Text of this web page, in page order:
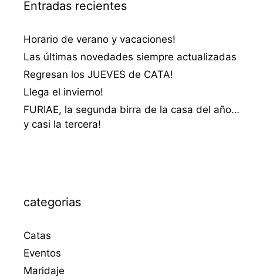
Entradas recientes
Horario de verano y vacaciones!
Las últimas novedades siempre actualizadas
Regresan los JUEVES de CATA!
Llega el invierno!
FURIAE, la segunda birra de la casa del año…
y casi la tercera!
categorias
Catas
Eventos
Maridaje